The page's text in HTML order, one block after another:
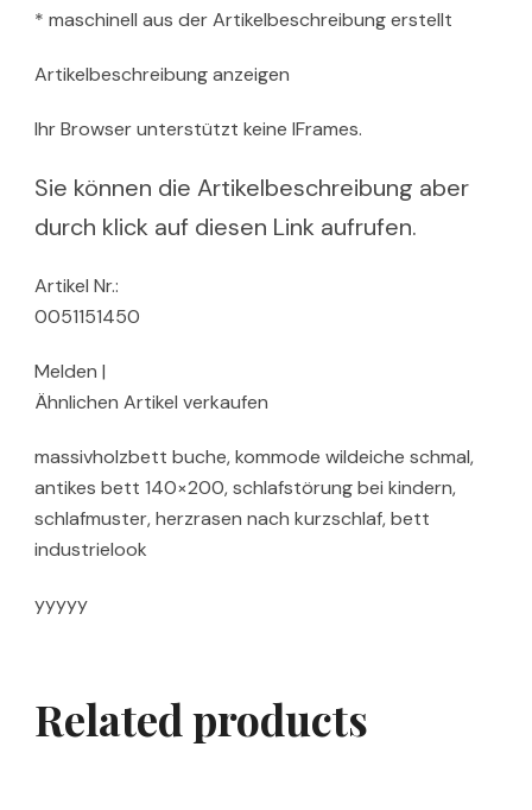
* maschinell aus der Artikelbeschreibung erstellt
Artikelbeschreibung anzeigen
Ihr Browser unterstützt keine IFrames.
Sie können die Artikelbeschreibung aber
durch klick auf diesen Link aufrufen.
Artikel Nr.:
0051151450
Melden |
Ähnlichen Artikel verkaufen
massivholzbett buche, kommode wildeiche schmal,
antikes bett 140×200, schlafstörung bei kindern,
schlafmuster, herzrasen nach kurzschlaf, bett
industrielook
yyyyy
Related products